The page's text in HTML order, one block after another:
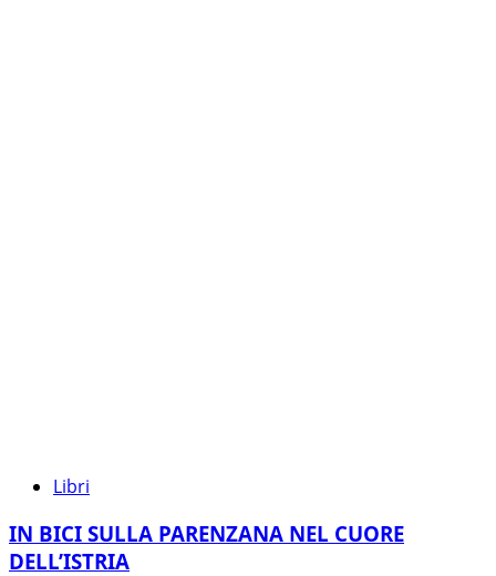
Libri
IN BICI SULLA PARENZANA NEL CUORE
DELL’ISTRIA